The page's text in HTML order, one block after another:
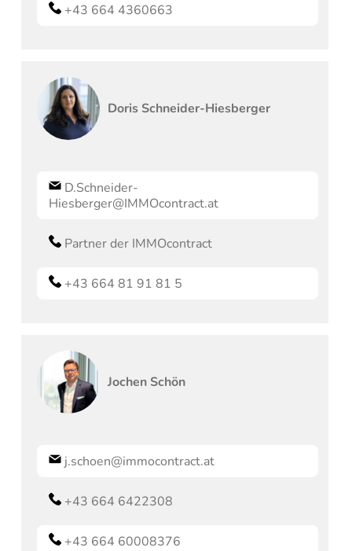
+43 664 4360663
Doris Schneider-Hiesberger
D.Schneider-
Hiesberger@IMMOcontract.at
Partner der IMMOcontract
+43 664 81 91 81 5
Jochen Schön
j.schoen@immocontract.at
+43 664 6422308
+43 664 60008376